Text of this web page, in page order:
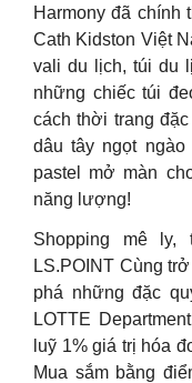
Harmony đã chính
Cath Kidston Việt
vali du lịch, túi du
những chiếc túi
cách thời trang
dâu tây ngọt
pastel mở màn
năng lượng!
Shopping mê
LS.POINT Cùng
phá những đặc
LOTTE
luỹ 1% giá trị hóa
Mua sắm bằng